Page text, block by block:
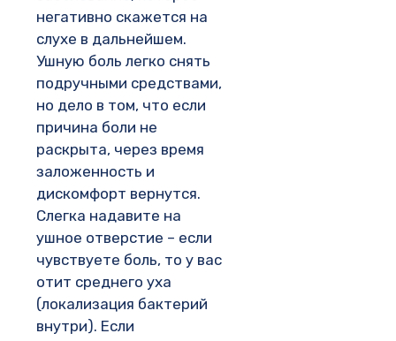
негативно скажется на
слухе в дальнейшем.
Ушную боль легко снять
подручными средствами,
но дело в том, что если
причина боли не
раскрыта, через время
заложенность и
дискомфорт вернутся.
Слегка надавите на
ушное отверстие – если
чувствуете боль, то у вас
отит среднего уха
(локализация бактерий
внутри). Если